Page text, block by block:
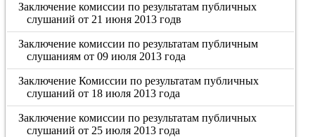
Заключение комиссии по результатам публичных
слушаний от 21 июня 2013 годв
Заключение комиссии по результатам публичным
слушаниям от 09 июля 2013 года
Заключение Комиссии по результатам публичных
слушаний от 18 июля 2013 года
Заключение комиссии по результатам публичных
слушаний от 25 июля 2013 года